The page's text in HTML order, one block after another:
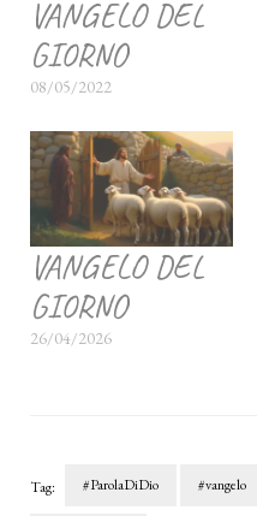
VANGELO DEL
GIORNO
08/05/2022
VANGELO DEL
GIORNO
26/04/2026
Tag: #ParolaDiDio #vangelo